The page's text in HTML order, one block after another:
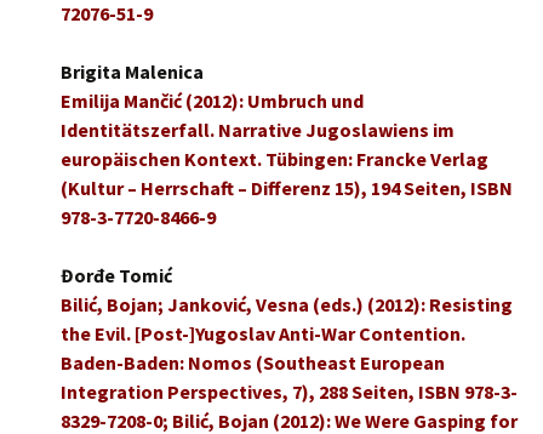
72076-51-9
Brigita Malenica
Emilija Mančić (2012): Umbruch und
Identitätszerfall. Narrative Jugoslawiens im
europäischen Kontext. Tübingen: Francke Verlag
(Kultur – Herrschaft – Differenz 15), 194 Seiten, ISBN
978-3-7720-8466-9
Đorđe Tomić
Bilić, Bojan; Janković, Vesna (eds.) (2012): Resisting
the Evil. [Post-]Yugoslav Anti-War Contention.
Baden-Baden: Nomos (Southeast European
Integration Perspectives, 7), 288 Seiten, ISBN 978-3-
8329-7208-0; Bilić, Bojan (2012): We Were Gasping for